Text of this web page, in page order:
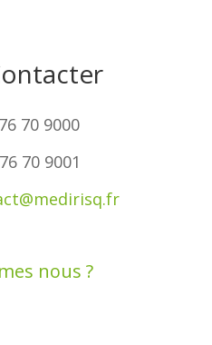
70 9000
70 9001
nous ?